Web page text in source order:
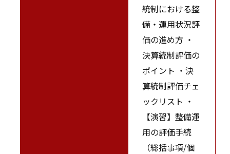
統制における整
備・運用状況評
価の進め方 ・
決算統制評価の
ポイント ・決
算統制評価チェ
ックリスト ・
【演習】整備運
用の評価手続
（総括事項/個